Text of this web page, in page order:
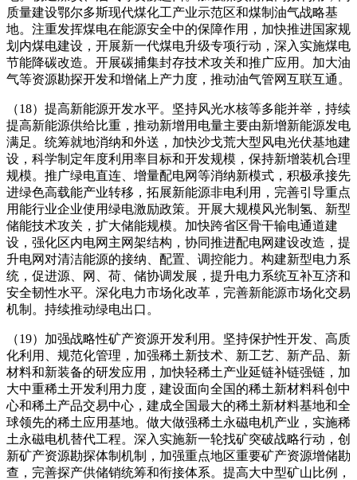
质量建设鄂尔多斯现代煤化工产业示范区和煤制油气战略基
地。注重发挥煤电在能源安全中的保障作用，加快推进国家规
划内煤电建设，开展新一代煤电升级专项行动，深入实施煤电
节能降碳改造。开展碳捕集封存技术攻关和推广应用。加大油
气等资源勘探开发和增储上产力度，推动油气管网互联互通。
（18）提高新能源开发水平。坚持风光水核等多能并举，持续
提高新能源供给比重，推动新增用电量主要由新增新能源发电
满足。统筹就地消纳和外送，加快沙戈荒大型风电光伏基地建
设，科学制定年度利用率目标和开发规模，保持新增装机合理
规模。推广绿电直连、增量配电网等消纳新模式，积极承接先
进绿色高载能产业转移，拓展新能源非电利用，完善引导重点
用能行业企业使用绿电激励政策。开展大规模风光制氢、新型
储能技术攻关，扩大储能规模。加快跨省区骨干输电通道建
设，强化区内电网主网架结构，协同推进配电网建设改造，提
升电网对清洁能源的接纳、配置、调控能力。构建新型电力系
统，促进源、网、荷、储协调发展，提升电力系统互补互济和
安全韧性水平。深化电力市场化改革，完善新能源市场化交易
机制。持续推动绿电出口。
（19）加强战略性矿产资源开发利用。坚持保护性开发、高质
化利用、规范化管理，加强稀土新技术、新工艺、新产品、新
材料和新装备的研发应用，加快轻稀土产业延链补链强链，加
大中重稀土开发利用力度，建设面向全国的稀土新材料科创中
心和稀土产品交易中心，建成全国最大的稀土新材料基地和全
球领先的稀土应用基地。做大做强稀土永磁电机产业，实施稀
土永磁电机替代工程。深入实施新一轮找矿突破战略行动，创
新矿产资源勘探体制机制，加强重点地区重要矿产资源增储勘
查，完善探产供储销统筹和衔接体系。提高大中型矿山比例，